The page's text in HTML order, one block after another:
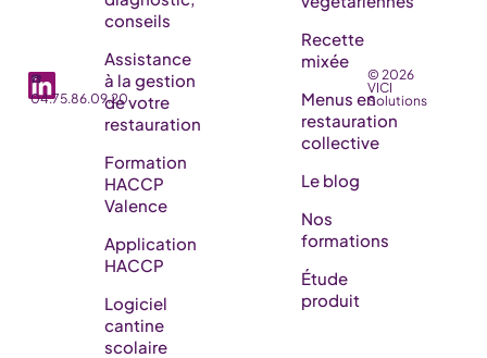
☎️
04.75.86.09.20
conseils
Assistance
à la gestion
de votre
restauration
Formation
HACCP
Valence
Application
HACCP
Logiciel
cantine
scolaire
Recette
mixée
Menus en
restauration
collective
Le blog
Nos
formations
Étude
produit
© 2026
VICI
Solutions